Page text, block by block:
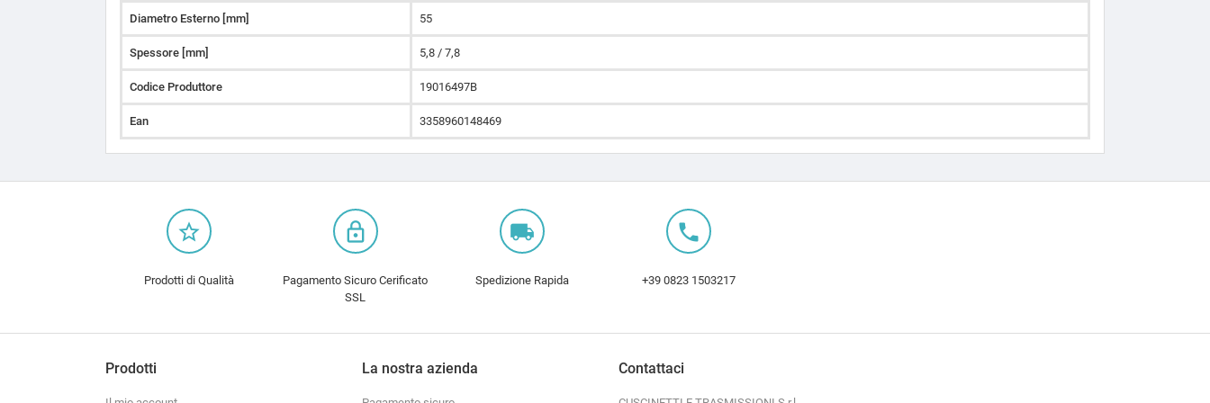
Diametro Esterno [mm] 55
Spessore [mm] 5,8 / 7,8
Codice Produttore 19016497B
Ean 3358960148469
star_border
Prodotti di Qualità
lock_outline
Pagamento Sicuro Cerificato
SSL
local_shipping
Spedizione Rapida
local_phone
+39 0823 1503217
Prodotti La nostra azienda Contattaci